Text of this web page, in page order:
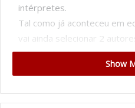
intérpretes.
Tal como já aconteceu em
vai ainda selecionar 2
submissão de canções a
todos os cidadãos deShow